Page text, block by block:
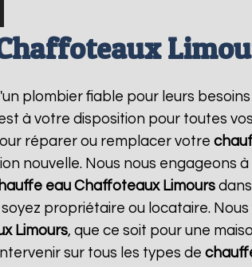
plombier fiable pour leurs
à votre disposition pour toutes
réparer ou remplacer votre
nouvelle. Nous nous engageons
eau Chaffoteaux Limours
propriétaire ou locataire.
Limours, que ce soit pour une
sur tous les types de